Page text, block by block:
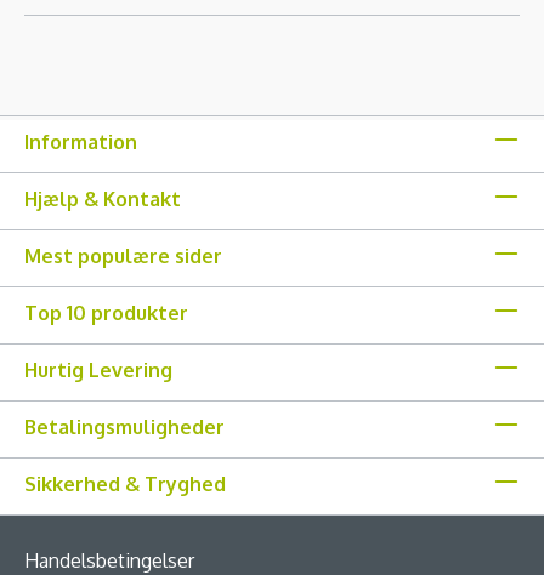
Information
Hjælp & Kontakt
Mest populære sider
Top 10 produkter
Hurtig Levering
Betalingsmuligheder
Sikkerhed & Tryghed
Handelsbetingelser